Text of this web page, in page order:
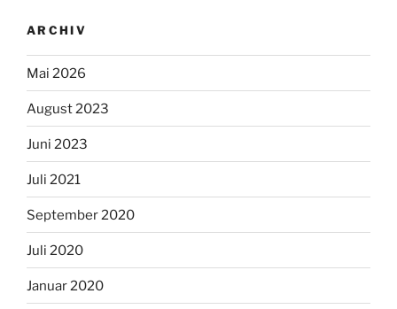
ARCHIV
Mai 2026
August 2023
Juni 2023
Juli 2021
September 2020
Juli 2020
Januar 2020